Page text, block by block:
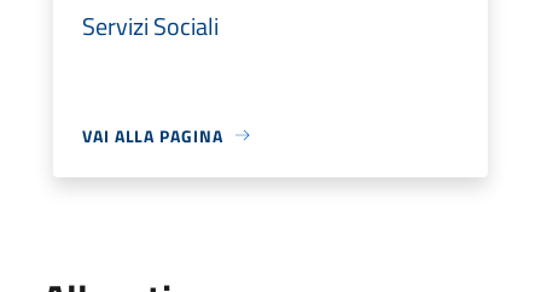
Servizi Sociali
VAI ALLA PAGINA